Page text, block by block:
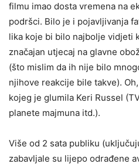
filmu imao dosta vremena na
podršci. Bilo je i pojavljivanja
lika koje bi bilo najbolje vidjeti
značajan utjecaj na glavne
(što mislim da ih nije bilo
njihove reakcije bile takve).
kojeg je glumila Keri Russel
planete majmuna itd.).
Više od 2 sata publiku
zabavljale su lijepo odrađene